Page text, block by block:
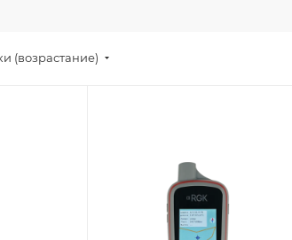
(возрастание)